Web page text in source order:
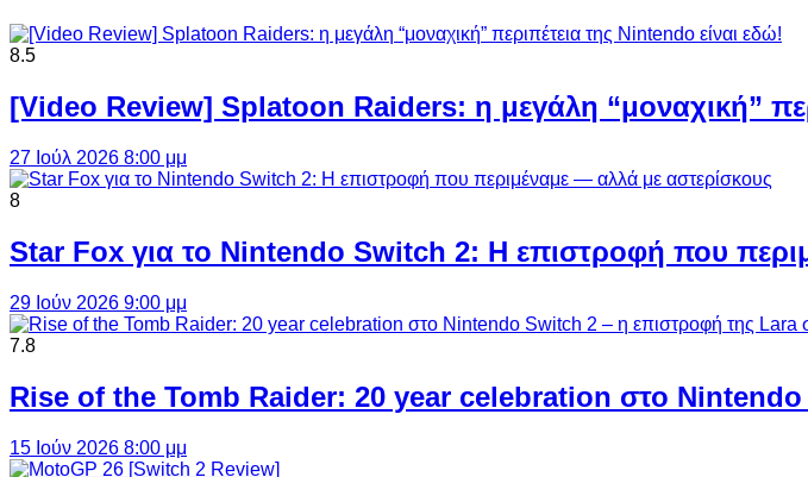
8.5
[Video Review] Splatoon Raiders: η μεγάλη “μοναχική”
27 Ιούλ 2026 8:00 μμ
8
Star Fox για το Nintendo Switch 2: Η επιστροφή που
29 Ιούν 2026 9:00 μμ
7.8
Rise of the Tomb Raider: 20 year celebration στο
15 Ιούν 2026 8:00 μμ